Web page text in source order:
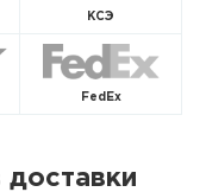
КСЭ
FedEx